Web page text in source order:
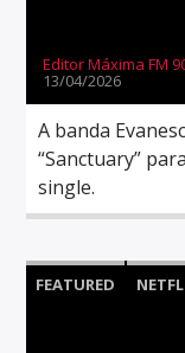
Editor Máxima FM
13/04/2026
A banda
“Sanctuary”
single.
FEATURED